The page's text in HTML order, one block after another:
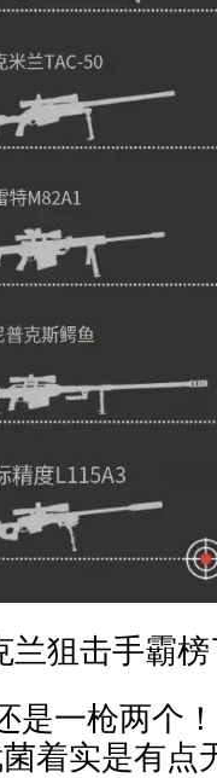
狙击手霸榜
是一枪两个
着实是有点